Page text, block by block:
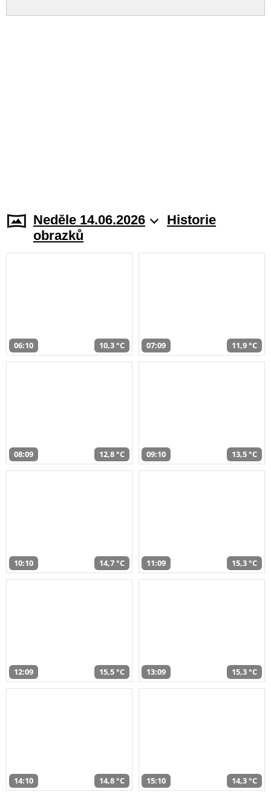
Neděle 14.06.2026
Historie
obrazků
06:10 10,3 °C 07:09 11,9 °C
08:09 12,8 °C 09:10 13,5 °C
10:10 14,7 °C 11:09 15,3 °C
12:09 15,5 °C 13:09 15,3 °C
14:10 14,8 °C 15:10 14,3 °C